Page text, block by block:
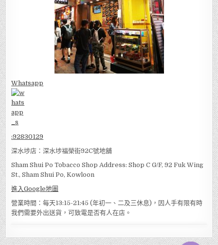
Whatsapp
:92830129
深水埗店：深水埗福榮街92C號地舖
Sham Shui Po Tobacco Shop Address: Shop C G/F, 92 Fuk Wing
St., Sham Shui Po, Kowloon
進入Google地圖
營業時間：每天13:15-21:45 (年初一、二及三休息)，因人手有限有時
我們需要外出送貨，可致電是否有人在店。